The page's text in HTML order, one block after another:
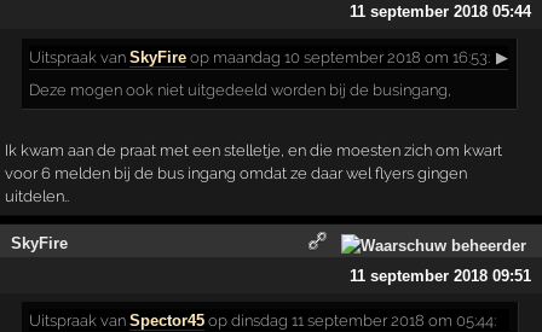
11 september 2018 05:44
Uitspraak vanSkyFire op maandag 10 september 2018 om 16:53: ▶
Deze mogen ook niet uitgedeeld worden bij de busingang,
Ik kwam aan de praat met een stelletje, en die moesten zich om kwart
voor 6 melden bij de bus ingang omdat ze daar wel flyers gingen
uitdelen..
SkyFire
11 september 2018 09:51
Uitspraak vanSpector45 op dinsdag 11 september 2018 om 05:44: